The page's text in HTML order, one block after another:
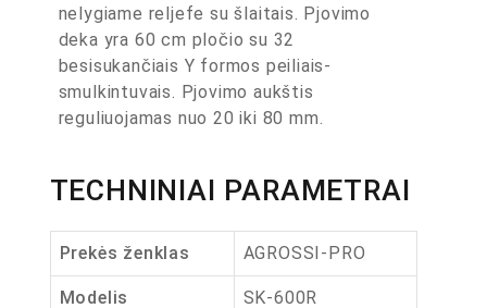
nelygiame reljefe su šlaitais. Pjovimo
deka yra 60 cm pločio su 32
besisukančiais Y formos peiliais-
smulkintuvais. Pjovimo aukštis
reguliuojamas nuo 20 iki 80 mm.
TECHNINIAI PARAMETRAI
Prekės ženklas AGROSSI-PRO
Modelis SK-600R